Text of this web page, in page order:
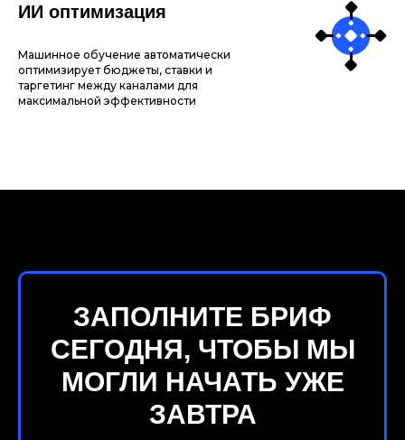
ИИ оптимизация
Машинное обучение автоматически
оптимизирует бюджеты, ставки и
таргетинг между каналами для
максимальной эффективности
ЗАПОЛНИТЕ БРИФ
СЕГОДНЯ, ЧТОБЫ МЫ
МОГЛИ НАЧАТЬ УЖЕ
ЗАВТРА